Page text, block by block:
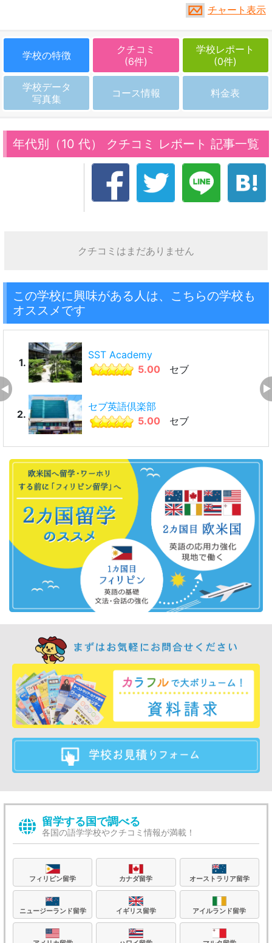
チャート表示
学校の特徴
クチコミ
(6件)
学校レポート
(0件)
学校データ
写真集
コース情報 料金表
年代別（10 代） クチコミ レポート 記事一覧
クチコミはまだありません
この学校に興味がある人は、こちらの学校も
オススメです
1.
SST Academy
5.00
セブ
2.
セブ英語倶楽部
5.00
セブ
留学する国で調べる
各国の語学学校やクチコミ情報が満載！
フィリピン留学 カナダ留学 オーストラリア留学
ニュージーランド留学 イギリス留学 アイルランド留学